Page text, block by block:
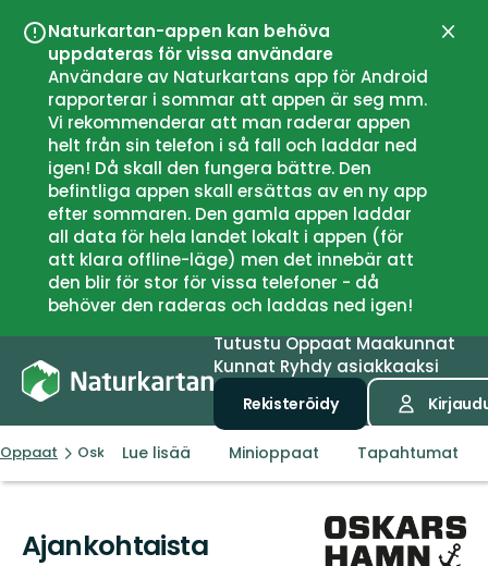
Naturkartan-appen kan behöva
uppdateras för vissa användare
Användare av Naturkartans app för Android
rapporterar i sommar att appen är seg mm.
Vi rekommenderar att man raderar appen
helt från sin telefon i så fall och laddar ned
igen! Då skall den fungera bättre. Den
befintliga appen skall ersättas av en ny app
efter sommaren. Den gamla appen laddar
all data för hela landet lokalt i appen (för
att klara offline-läge) men det innebär att
den blir för stor för vissa telefoner - då
behöver den raderas och laddas ned igen!
Sulje
TutustuOppaatMaakunnat
Kunnat Ryhdy asiakkaaksi
Rekisteröidy
Oppaat Oskarshamn
Lue lisää Minioppaat Tapahtumat
Ajankohtaista